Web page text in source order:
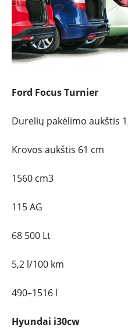
Ford Focus Turnier
Durelių pakėlimo aukštis
Krovos aukštis 61 cm
1560 cm3
115 AG
68 500 Lt
5,2 l/100 km
490–1516 l
Hyundai i30cw